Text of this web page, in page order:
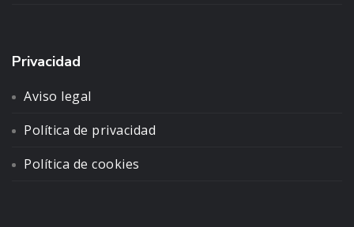
Privacidad
Aviso legal
Política de privacidad
Política de cookies